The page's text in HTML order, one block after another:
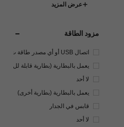
عرض المزيد
مزود الطاقة
اتصال USB أو أي مصدر طاقة ت
يعمل بالبطارية (بطارية قابلة لل
شحن)
لا أحد
يعمل بالبطارية (بطارية أخرى)
قابس في الجدار
لا أحد